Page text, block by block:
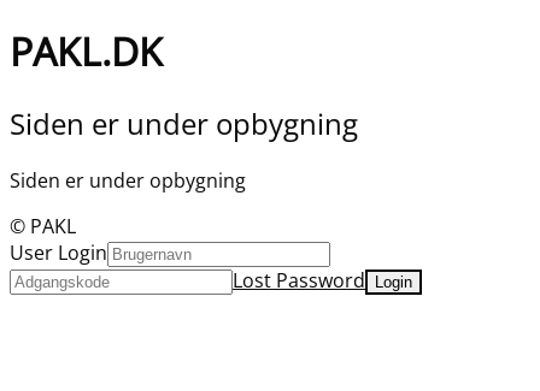
PAKL.DK
Siden er under opbygning
Siden er under opbygning
© PAKL
User Login
Lost Password